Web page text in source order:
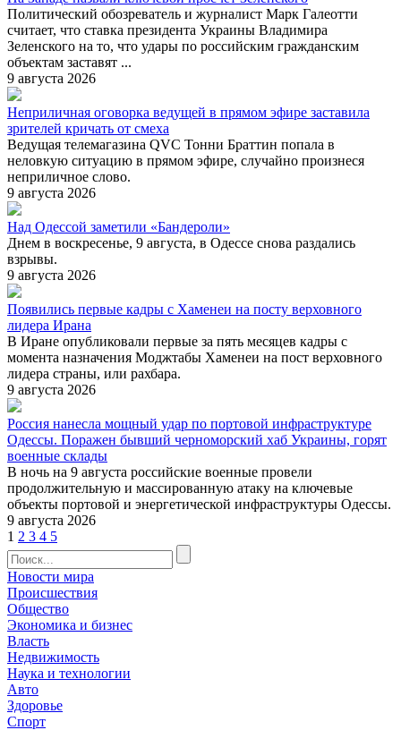
Политический обозреватель и журналист Марк Галеотти
считает, что ставка президента Украины Владимира
Зеленского на то, что удары по российским гражданским
объектам заставят ...
9 августа 2026
Неприличная оговорка ведущей в прямом эфире заставила
зрителей кричать от смеха
Ведущая телемагазина QVC Тонни Браттин попала в
неловкую ситуацию в прямом эфире, случайно произнеся
неприличное слово.
9 августа 2026
Над Одессой заметили «Бандероли»
Днем в воскресенье, 9 августа, в Одессе снова раздались
взрывы.
9 августа 2026
Появились первые кадры с Хаменеи на посту верховного
лидера Ирана
В Иране опубликовали первые за пять месяцев кадры с
момента назначения Моджтабы Хаменеи на пост верховного
лидера страны, или рахбара.
9 августа 2026
Россия нанесла мощный удар по портовой инфраструктуре
Одессы. Поражен бывший черноморский хаб Украины, горят
военные склады
В ночь на 9 августа российские военные провели
продолжительную и массированную атаку на ключевые
объекты портовой и энергетической инфраструктуры Одессы.
9 августа 2026
1 2 3 4 5
Новости мира
Происшествия
Общество
Экономика и бизнес
Власть
Недвижимость
Наука и технологии
Авто
Здоровье
Спорт